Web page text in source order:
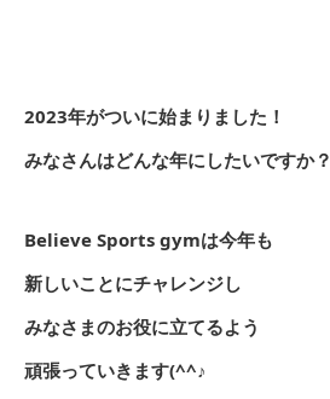
2023年がついに始まりました！
みなさんはどんな年にしたいですか？
Believe Sports gymは今年も
新しいことにチャレンジし
みなさまのお役に立てるよう
頑張っていきます(^^♪